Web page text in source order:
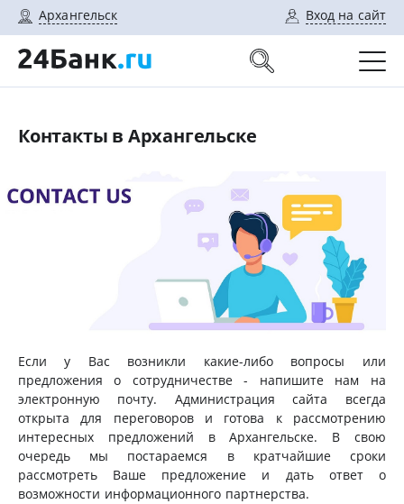
Архангельск Вход на сайт
Контакты в Архангельске
Если у Вас возникли какие-либо вопросы или
предложения о сотрудничестве - напишите нам на
электронную почту. Администрация сайта всегда
открыта для переговоров и готова к рассмотрению
интересных предложений вАрхангельске. В свою
очередь мы постараемся в кратчайшие сроки
рассмотреть Ваше предложение и дать ответ о
возможности информационного партнерства.